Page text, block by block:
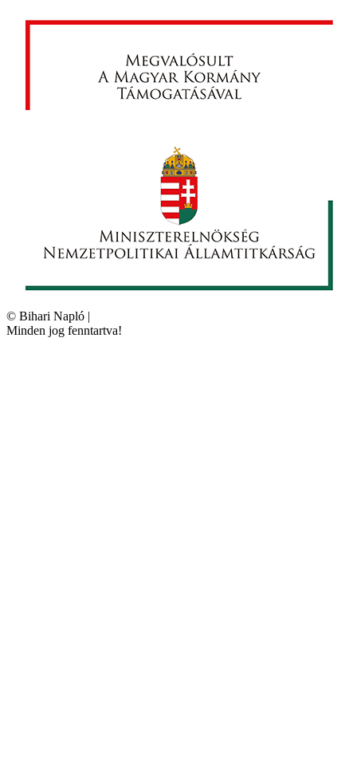
© Bihari Napló |
Minden jog fenntartva!